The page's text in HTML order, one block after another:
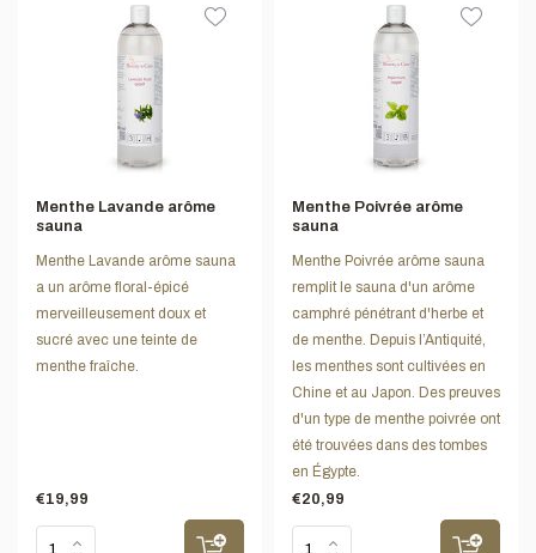
Menthe Lavande arôme
sauna
Menthe Lavande arôme sauna
a un arôme floral-épicé
merveilleusement doux et
sucré avec une teinte de
menthe fraîche.
€19,99
Menthe Poivrée arôme
sauna
Menthe Poivrée arôme sauna
remplit le sauna d'un arôme
camphré pénétrant d'herbe et
de menthe. Depuis l’Antiquité,
les menthes sont cultivées en
Chine et au Japon. Des preuves
d'un type de menthe poivrée ont
été trouvées dans des tombes
en Égypte.
€20,99